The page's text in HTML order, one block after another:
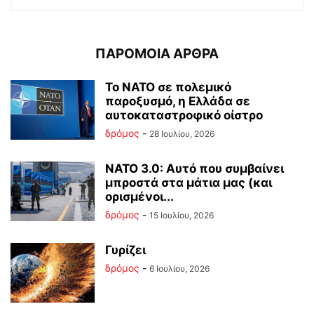
ΠΑΡΟΜΟΙΑ ΑΡΘΡΑ
Το ΝΑΤΟ σε πολεμικό
παροξυσμό, η Ελλάδα σε
αυτοκαταστροφικό οίστρο
δρόμος - 28 Ιουλίου, 2026
ΝΑΤΟ 3.0: Αυτό που συμβαίνει
μπροστά στα μάτια μας (και
ορισμένοι...
δρόμος - 15 Ιουλίου, 2026
Γυρίζει
δρόμος - 6 Ιουλίου, 2026